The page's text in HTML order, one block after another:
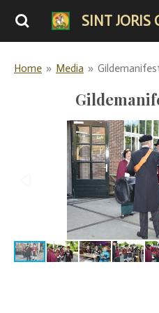
Ga
de
SINT JORIS
Home » Media »